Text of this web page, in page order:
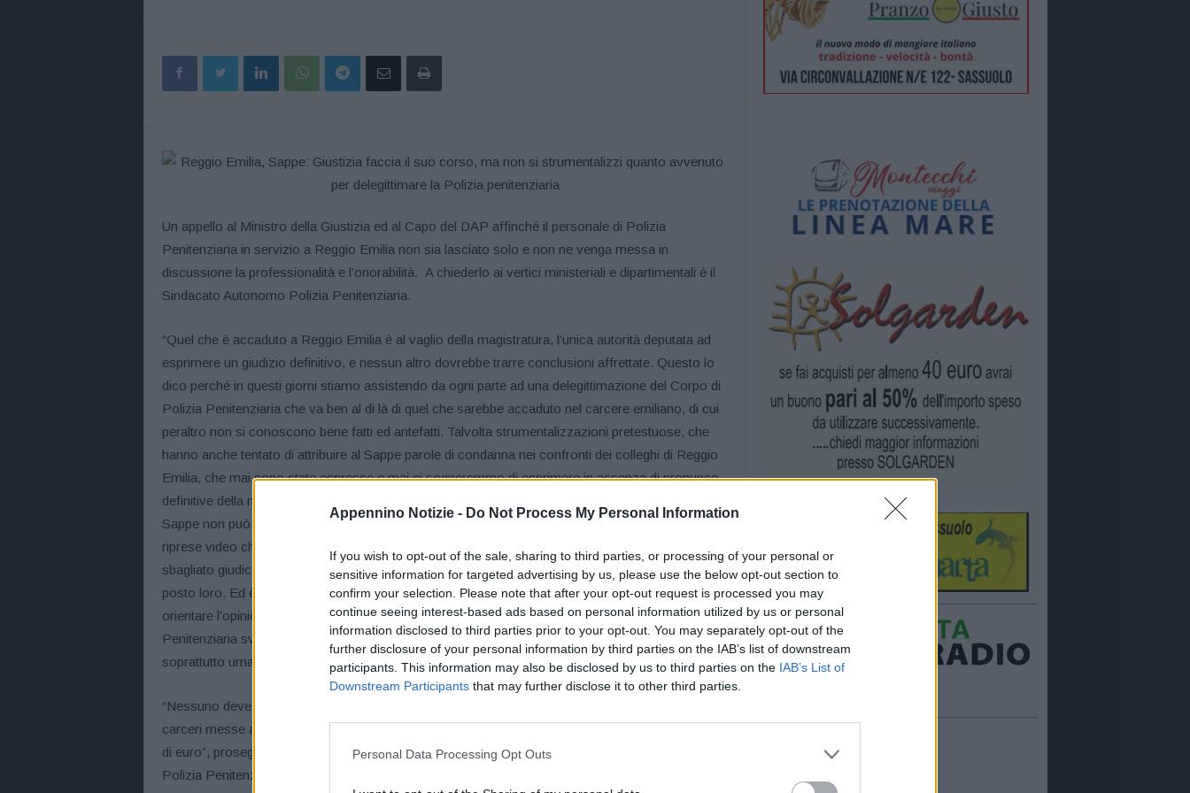
Appennino Notizie - Do Not Process My Personal Information
If you wish to opt-out of the sale, sharing to third parties, or processing of your personal or
sensitive information for targeted advertising by us, please use the below opt-out section to
confirm your selection. Please note that after your opt-out request is processed you may
continue seeing interest-based ads based on personal information utilized by us or personal
information disclosed to third parties prior to your opt-out. You may separately opt-out of the
further disclosure of your personal information by third parties on the IAB’s list of downstream
participants. This information may also be disclosed by us to third parties on the IAB’s List of
Downstream Participants that may further disclose it to other third parties.
Personal Data Processing Opt Outs
Un appello al Ministro della Giustizia ed al Capo del DAP affinché il personale di Polizia
Penitenziaria in servizio a Reggio Emilia non sia lasciato solo e non ne venga messa in
discussione la professionalità e l’onorabilità. A chiederlo ai vertici ministeriali e dipartimentali è il
Sindacato Autonomo Polizia Penitenziaria.
“Quel che è accaduto a Reggio Emilia è al vaglio della magistratura, l’unica autorità deputata ad
esprimere un giudizio definitivo, e nessun altro dovrebbe trarre conclusioni affrettate. Questo lo
dico perché in questi giorni stiamo assistendo da ogni parte ad una delegittimazione del Corpo di
Polizia Penitenziaria che va ben al di là di quel che sarebbe accaduto nel carcere emiliano, di cui
peraltro non si conoscono bene fatti ed antefatti. Talvolta strumentalizzazioni pretestuose, che
hanno anche tentato di attribuire al Sappe parole di condanna nei confronti dei colleghi di Reggio
Emilia, che mai sono state espresse e mai ci sogneremmo di esprimere in assenza di pronunce
definitive della magistratura”. È il commento di Donato Capece, segretario generale del Sappe. “Il
Sappe non può, non vuole e non deve giudicare nessuno, soprattutto sulla base di frammenti di
riprese video che non consentono di conoscere il contesto e gli antefatti. Facile, superficiale e
sbagliato giudicare il comportamento altrui senza avere la prova di che cosa si sarebbe fatto al
posto loro. Ed è ancora più grave quando a farlo sono organi di stampa con l’intenzione di
orientare l’opinione pubblica. E questo non è accettabile: le donne e gli uomini della Polizia
Penitenziaria svolgono quotidianamente il servizio con professionalità, zelo, abnegazione e
soprattutto umanità in un contesto assai complicato”.
“Nessuno deve dimenticare l’encomiabile impegno dei Baschi Azzurri durante le rivolte, con le
carceri messe a ferro e fuoco, poliziotti sequestrati ed aggrediti, danni ingenti per milioni e milioni
di euro”, prosegue il segretario generale del primo Sindacato della Polizia Penitenziaria. “La
Polizia Penitenziaria è quella che ogni giorno nelle carceri sventa decine di suicidi, che interviene